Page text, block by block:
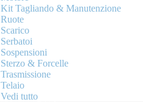
Kit Tagliando & Manutenzione
Ruote
Scarico
Serbatoi
Sospensioni
Sterzo & Forcelle
Trasmissione
Telaio
Vedi tutto